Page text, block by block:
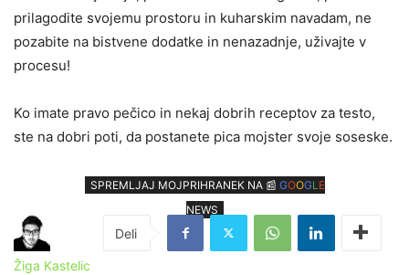
prilagodite svojemu prostoru in kuharskim navadam, ne
pozabite na bistvene dodatke in nenazadnje, uživajte v
procesu!
Ko imate pravo pečico in nekaj dobrih receptov za testo,
ste na dobri poti, da postanete pica mojster svoje soseske.
SPREMLJAJ MOJPRIHRANEK NA 📰 GOOGL E
NEWS
Žiga Kastelic